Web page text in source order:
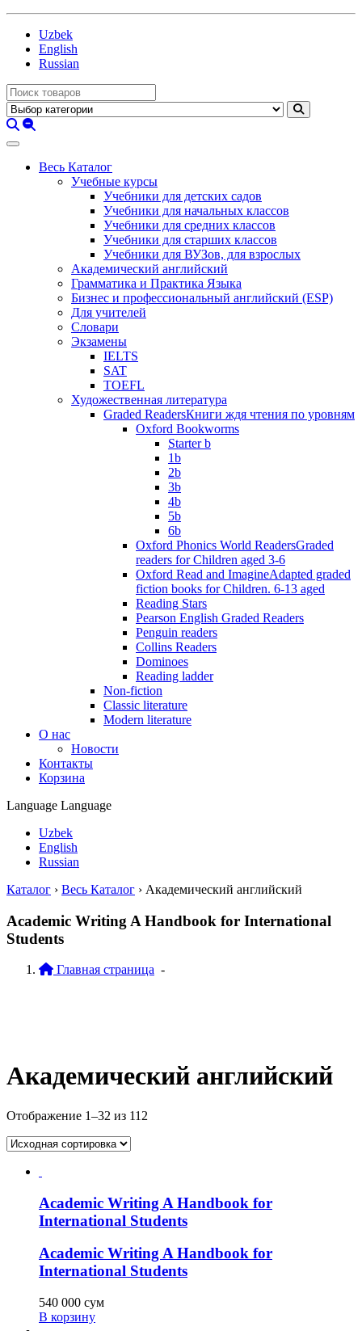
Uzbek
English
Russian
Весь Каталог
Учебные курсы
Учебники для детских садов
Учебники для начальных классов
Учебники для средних классов
Учебники для старших классов
Учебники для ВУЗов, для взрослых
Академический английский
Грамматика и Практика Языка
Бизнес и профессиональный английский (ESP)
Для учителей
Словари
Экзамены
IELTS
SAT
TOEFL
Художественная литература
Graded ReadersКниги ждя чтения по уровням
Oxford Bookworms
Starter b
1b
2b
3b
4b
5b
6b
Oxford Phonics World ReadersGraded
readers for Children aged 3-6
Oxford Read and ImagineAdapted graded
fiction books for Children. 6-13 aged
Reading Stars
Pearson English Graded Readers
Penguin readers
Collins Readers
Dominoes
Reading ladder
Non-fiction
Classic literature
Modern literature
О нас
Новости
Контакты
Корзина
Language Language
Uzbek
English
Russian
Каталог › Весь Каталог › Академический английский
Academic Writing A Handbook for International
Students
Главная страница -
Академический английский
Отображение 1–32 из 112
Academic Writing A Handbook for
International Students
Academic Writing A Handbook for
International Students
540 000 сум
В корзину